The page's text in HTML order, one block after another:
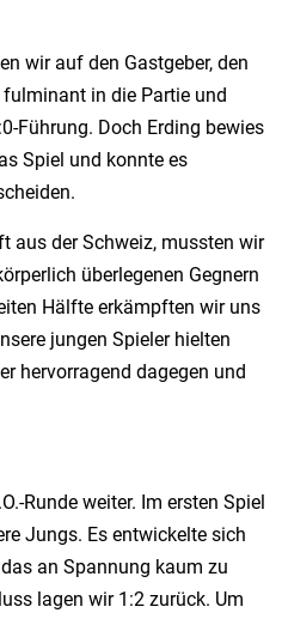
wir auf den Gastgeber, den
fulminant in die Partie und
Führung. Doch Erding bewies
Spiel und konnte es
aus der Schweiz, mussten wir
überlegenen Gegnern
Hälfte erkämpften wir uns
jungen Spieler hielten
hervorragend dagegen und
Runde weiter. Im ersten Spiel
Jungs. Es entwickelte sich
an Spannung kaum zu
lagen wir 1:2 zurück. Um